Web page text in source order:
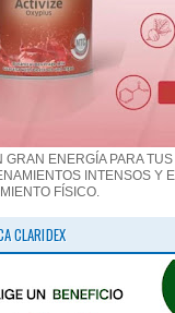
GRAN ENERGÍA PARA TUS
INTENSOS Y
FÍSICO.
CLARIDEX